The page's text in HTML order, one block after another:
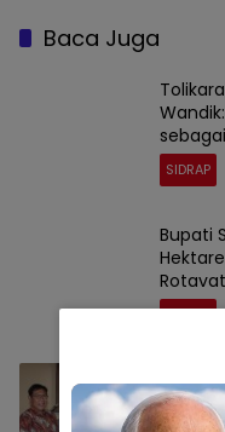
Baca Juga
SIDRAP
Bupati
SIDRAP